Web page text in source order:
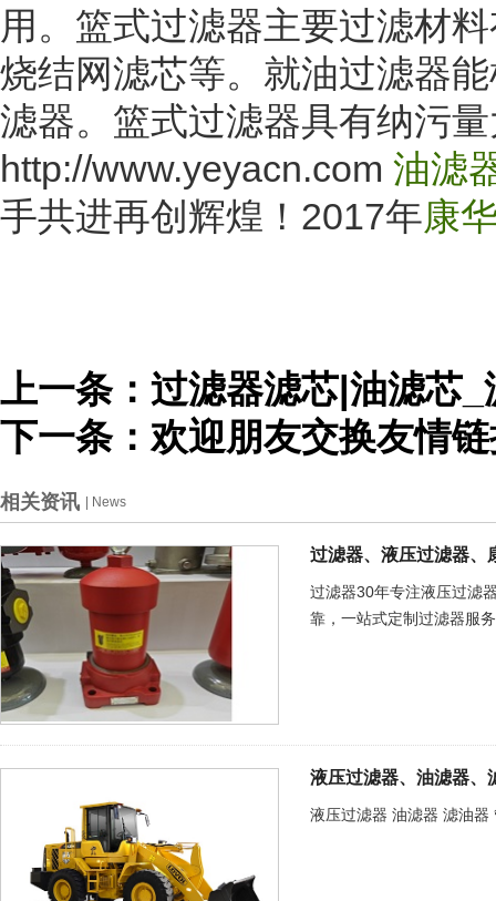
用。篮式过滤器主要过滤材
烧结网滤芯等。就油过滤器
滤器。篮式过滤器具有纳污
http://www.yeyacn.com 油滤
手共进再创辉煌！ 2017年康
上一条： 过滤器滤芯|油滤芯
下一条： 欢迎朋友交换友情
相关资讯 | News
过滤器、液压过滤器、
过滤器30年专注液压过滤
靠，一站式定制过滤器服
液压过滤器、油滤器、
液压过滤器 油滤器 滤油